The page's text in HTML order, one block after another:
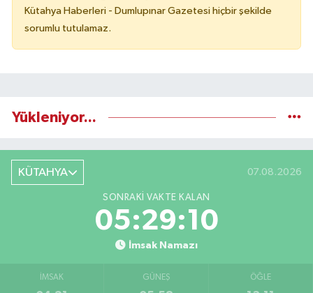
Kütahya Haberleri - Dumlupınar Gazetesi hiçbir şekilde
sorumlu tutulamaz.
Yükleniyor...
KÜTAHYA 07.08.2026
SONRAKI VAKTE KALAN
05:29:09
İmsak Namazı
İMSAK GÜNEŞ ÖĞLE